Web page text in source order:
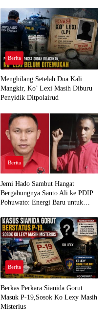
Berita
Menghilang Setelah Dua Kali
Mangkir, Ko’ Lexi Masih Diburu
Penyidik Ditpolairud
Berita
Jemi Hado Sambut Hangat
Bergabungnya Santo Ali ke PDIP
Pohuwato: Energi Baru untuk
Berita
Berkas Perkara Sianida Gorut
Masuk P-19,Sosok Ko Lexy Masih
Misterius